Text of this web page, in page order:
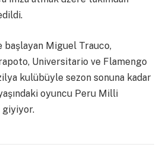
başlayan Miguel Trauco,
Universitario ve Flamengo
kulübüyle sezon sonuna kadar
oyuncu Peru Milli
giyiyor.